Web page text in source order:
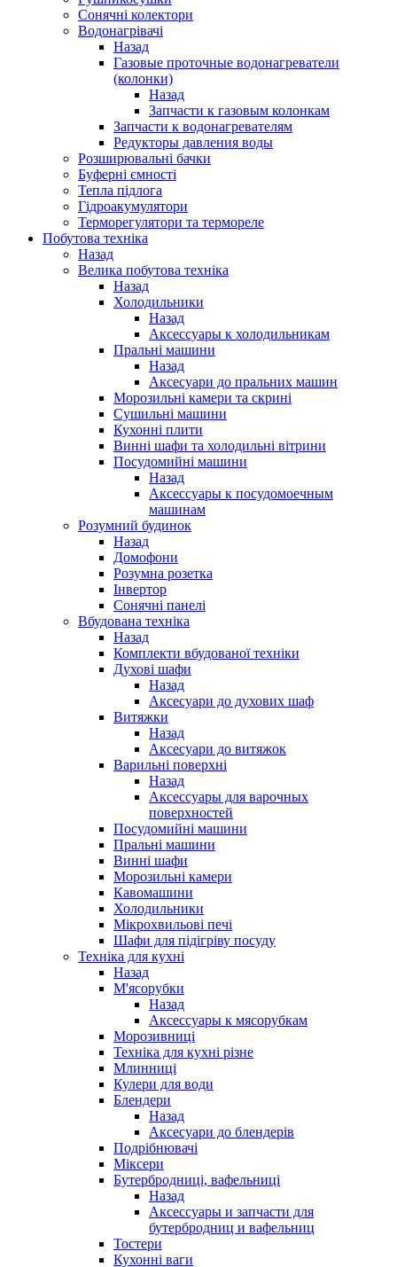
Сонячні колектори
Водонагрівачі
Назад
Газовые проточные водонагреватели
(колонки)
Назад
Запчасти к газовым колонкам
Запчасти к водонагревателям
Редукторы давления воды
Розширювальні бачки
Буферні ємності
Тепла підлога
Гідроакумулятори
Терморегулятори та термореле
Побутова техніка
Назад
Велика побутова техніка
Назад
Холодильники
Назад
Аксессуары к холодильникам
Пральні машини
Назад
Аксесуари до пральних машин
Морозильні камери та скрині
Сушильні машини
Кухонні плити
Винні шафи та холодильні вітрини
Посудомийні машини
Назад
Аксессуары к посудомоечным
машинам
Розумний будинок
Назад
Домофони
Розумна розетка
Інвертор
Сонячні панелі
Вбудована техніка
Назад
Комплекти вбудованої техніки
Духові шафи
Назад
Аксесуари до духових шаф
Витяжки
Назад
Аксесуари до витяжок
Варильні поверхні
Назад
Аксессуары для варочных
поверхностей
Посудомийні машини
Пральні машини
Винні шафи
Морозильні камери
Кавомашини
Холодильники
Мікрохвильові печі
Шафи для підігріву посуду
Техніка для кухні
Назад
М'ясорубки
Назад
Аксессуары к мясорубкам
Морозивниці
Техніка для кухні різне
Млинниці
Кулери для води
Блендери
Назад
Аксесуари до блендерів
Подрібнювачі
Міксери
Бутербродниці, вафельниці
Назад
Аксессуары и запчасти для
бутербродниц и вафельниц
Тостери
Кухонні ваги